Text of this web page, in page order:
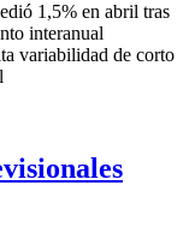
1,5% en abril tras
interanual
variabilidad de corto